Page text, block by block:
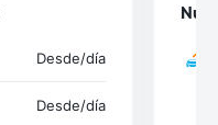
Desde/día
Desde/día